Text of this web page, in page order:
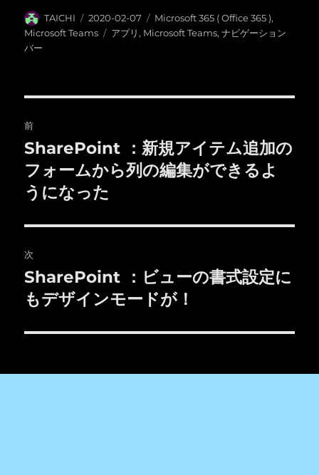
投
稿
TAICHI
投
稿
2020-02-07
カ
テ
Microsoft 365 ( Office 365 ),
Microsoft Teams
タ
アプリ , Microsoft Teams,ナビゲーション
バー
稿
ナ
ビ
ゲ
ー
シ
前
前
の
投
SharePoint ：新規アイテム追加の
フォームから列の編集ができるよ
うになった
次
次
の
稿:
SharePoint ：ビューの書式設定に
もデザインモードが！